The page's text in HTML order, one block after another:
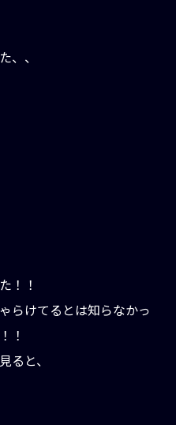
、、
！！
らけてるとは知らなかっ
！
ると、